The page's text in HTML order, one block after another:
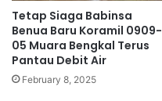
Tetap Siaga Babinsa
Benua Baru Koramil 0909-
05 Muara Bengkal Terus
Pantau Debit Air
February 8, 2025